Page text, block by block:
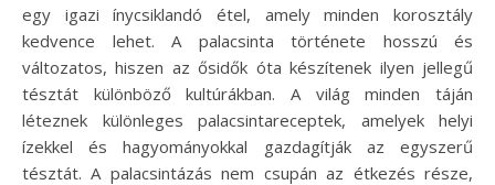
egy igazi ínycsiklandó étel, amely minden korosztály
kedvence lehet. A palacsinta története hosszú és
változatos, hiszen az ősidők óta készítenek ilyen jellegű
tésztát különböző kultúrákban. A világ minden táján
léteznek különleges palacsintareceptek, amelyek helyi
ízekkel és hagyományokkal gazdagítják az egyszerű
tésztát. A palacsintázás nem csupán az étkezés része,